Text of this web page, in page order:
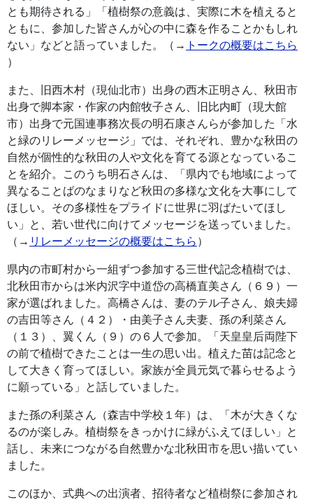
とも期待される」「植樹祭の意義は、実際に木を植えると
ともに、参加した皆さんが心の中に森を作ることかもしれ
ない」などと語っていました。（→ トークの概要はこちら
）
また、旧西木村（現仙北市）出身の西木正明さん、秋田市
出身で脚本家・作家の内館牧子さん、旧比内町（現大館
市）出身で元国連事務次長の明石康さんらが参加した「水
と緑のリレーメッセージ」では、それぞれ、豊かな秋田の
自然が個性的な秋田の人や文化を育てる源となっているこ
とを紹介。このうち明石さんは、「県内でも地域によって
異なることばのなまりなど秋田の多様な文化を大事にして
ほしい。その多様性をプライドに世界に羽ばたいてほし
い」と、若い世代に向けてメッセージを送っていました。
（→ リレーメッセージの概要はこちら ）
県内の市町村から一組ずつ参加する三世代記念植樹では、
北秋田市からは米内沢字中道岱の高橋直美さん（６９）一
家が選ばれました。高橋さんは、妻のテル子さん、娘夫婦
の吉田等さん（４２）・由美子さん夫妻、孫の利菜さん
（１３）、翼くん（９）の６人で参加。「天皇皇后両陛下
の前で植樹できたことは一生の思い出。植えた苗は記念と
して大きく育ってほしい。家族が全員元気で暮らせるよう
に願っている」と話していました。
また孫の利菜さん（森吉中学校１年）は、「木が大きくな
るのが楽しみ。植樹祭をきっかけに緑がふえてほしい」と
話し、未来につながる自然豊かな北秋田市を思い描いてい
ました。
このほか、式典への出演者、招待者など植樹祭に参加され